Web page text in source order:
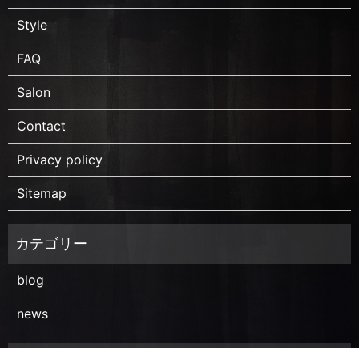
Style
FAQ
Salon
Contact
Privacy policy
Sitemap
blog
news